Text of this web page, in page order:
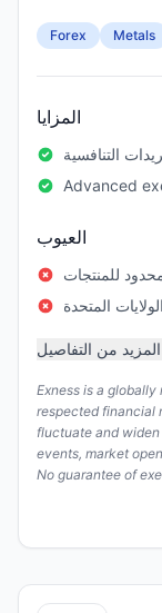
Forex Metals
المزايا
التنافسية
Advanced
العيوب
للمنتجات
المتحدة
المزيد من التفاصيل
Exness is a
respected financial
fluctuate and
events, market
No guarantee of